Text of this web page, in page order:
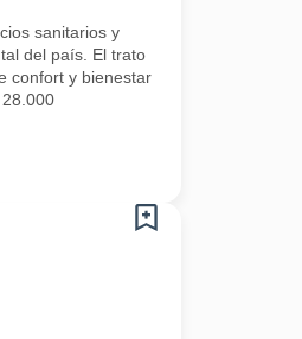
sanitarios y
del país. El trato
confort y bienestar